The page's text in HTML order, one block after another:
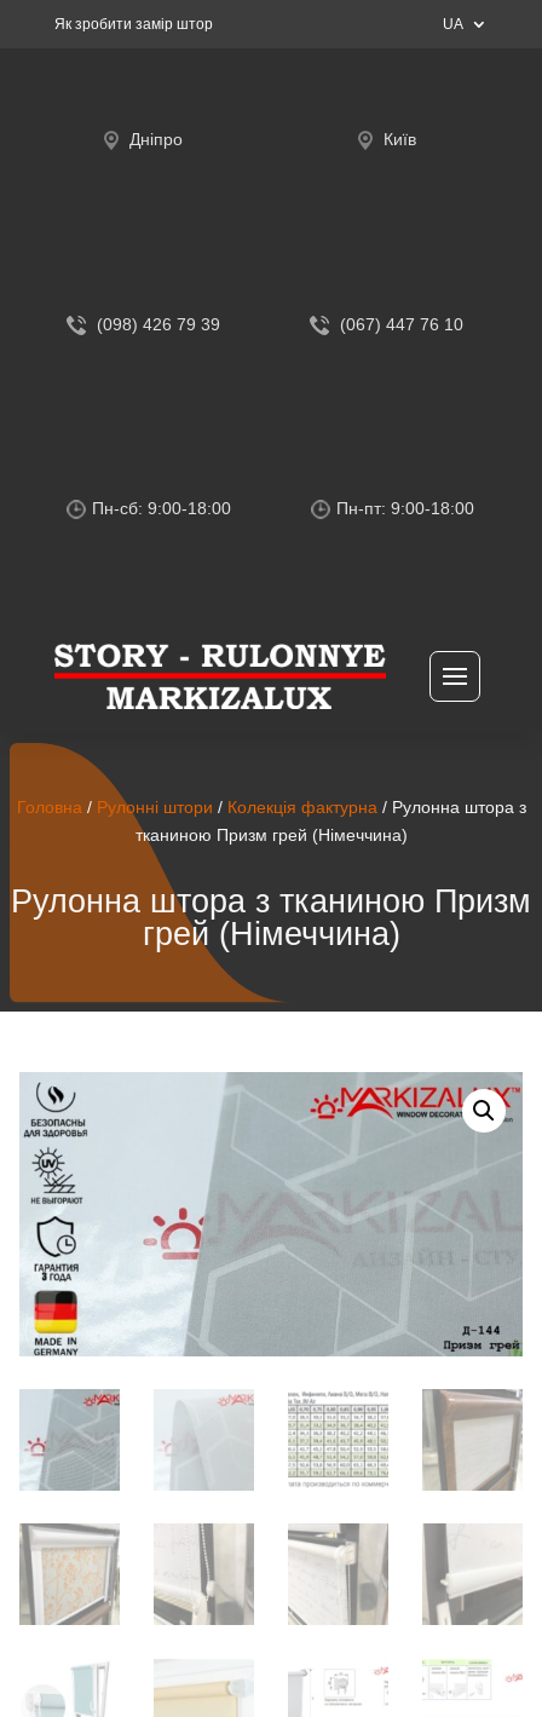
Як зробити замір штор UA
Дніпро
(098) 426 79 39
Пн-сб: 9:00-18:00
Київ
(067) 447 76 10
Пн-пт: 9:00-18:00
Головна / Рулонні штори / Колекція фактурна / Рулонна штора з
тканиною Призм грей (Німеччина)
Рулонна штора з тканиною Призм
грей (Німеччина)